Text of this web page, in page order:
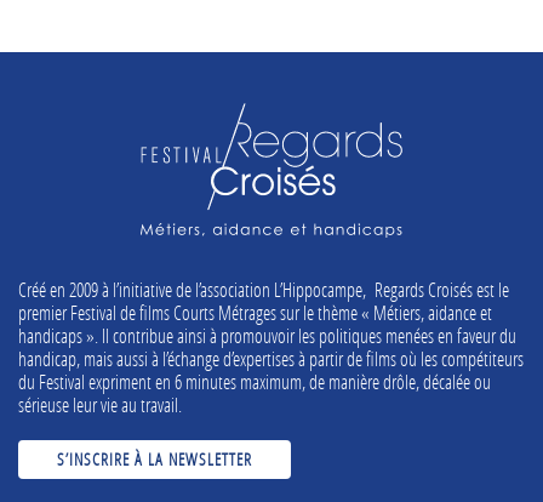
Créé en 2009 à l’initiative de l’association L’Hippocampe, Regards Croisés est le
premier Festival de films Courts Métrages sur le thème « Métiers, aidance et
handicaps ». Il contribue ainsi à promouvoir les politiques menées en faveur du
handicap, mais aussi à l’échange d’expertises à partir de films où les compétiteurs
du Festival expriment en 6 minutes maximum, de manière drôle, décalée ou
sérieuse leur vie au travail.
S’INSCRIRE À LA NEWSLETTER